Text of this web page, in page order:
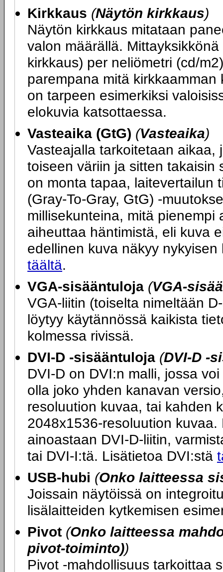
Kirkkaus (Näytön kirkkaus)
Näytön kirkkaus mitataan
valon määrällä.
kirkkaus) per neliömetri (cd/
parempana mitä
on tarpeen esimerkiksi
elokuvia katsottaessa.
Vasteaika (GtG) (Vasteaika)
Vasteajalla tarkoitetaan aikaa,
toiseen väriin ja sitten takaisin
on monta tapaa, laitevertailun
(Gray-To-Gray, GtG) -
millisekunteina, mitä
aiheuttaa häntimistä, eli kuva
edellinen kuva näkyy
täältä.
VGA-sisääntuloja (VGA-
VGA-liitin (toiselta nimeltään
löytyy käytännössä kaikista
kolmessa rivissä.
DVI-D -sisääntuloja (DVI-D -
DVI-D on DVI:n malli, jossa
olla joko yhden kanavan
resoluution kuvaa, tai kahden
2048x1536-resoluution
ainoastaan DVI-D-liitin,
tai DVI-I:tä. Lisätietoa DVI:stä
USB-hubi (Onko laitteessa
Joissain näytöissä on
lisälaitteiden kytkemisen
Pivot (Onko laitteessa
pivot-toiminto))
Pivot -mahdollisuus tarkoittaa